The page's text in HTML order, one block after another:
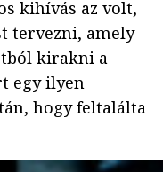
kihívás az volt,
tervezni, amely
kirakni a
egy ilyen
hogy feltalálta